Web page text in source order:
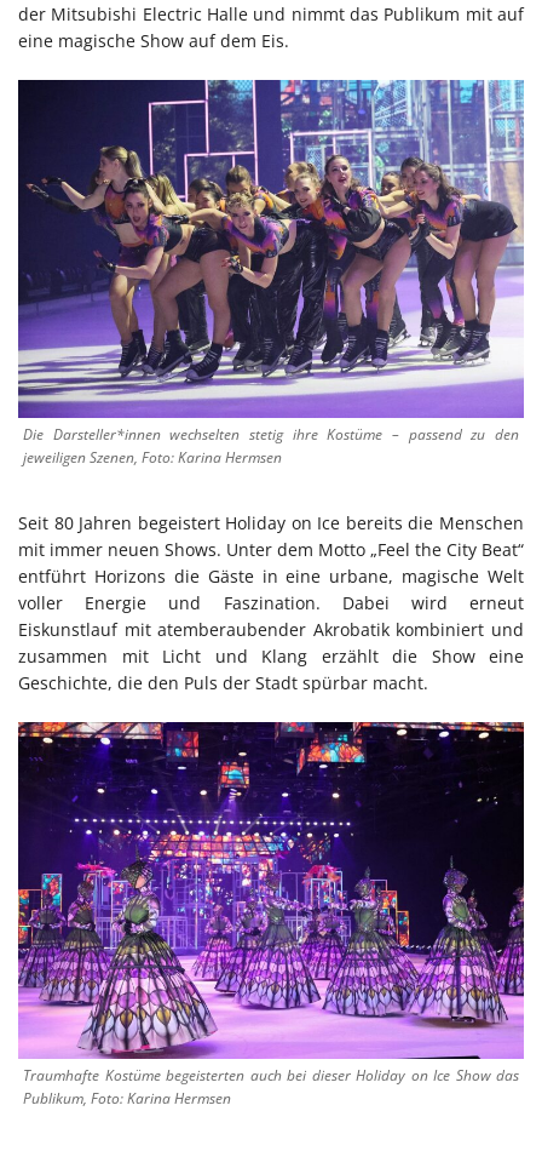
der Mitsubishi Electric Halle und nimmt das Publikum mit auf
eine magische Show auf dem Eis.
Die Darsteller*innen wechselten stetig ihre Kostüme – passend zu den
jeweiligen Szenen, Foto: Karina Hermsen
Seit 80 Jahren begeistert Holiday on Ice bereits die Menschen
mit immer neuen Shows. Unter dem Motto „Feel the City Beat“
entführt Horizons die Gäste in eine urbane, magische Welt
voller Energie und Faszination. Dabei wird erneut
Eiskunstlauf mit atemberaubender Akrobatik kombiniert und
zusammen mit Licht und Klang erzählt die Show eine
Geschichte, die den Puls der Stadt spürbar macht.
Traumhafte Kostüme begeisterten auch bei dieser Holiday on Ice Show das
Publikum, Foto: Karina Hermsen